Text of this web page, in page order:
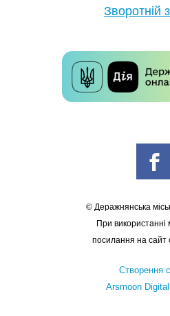
Зворотній
© Деражнянська
При використанні
посилання на сайт
Створення
Arsmoon